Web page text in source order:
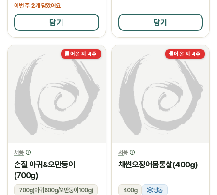
이번 주 2개 담았어요
담기 담기
들어온 지 4주
서풍
손질 아귀&오만둥이
(700g)
700g(아귀600g/오만둥이100g)
들어온 지 4주
서풍
채썬오징어몸통살(400g)
400g 냉동